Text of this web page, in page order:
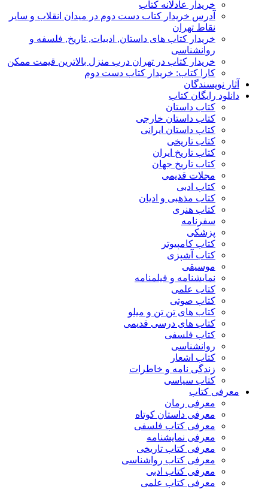
خریدار عادلانه کتاب
آدرس خریدار کتاب دست دوم در میدان انقلاب و سایر
نقاط تهران
خریدار کتاب های داستان, ادبیات, تاریخ, فلسفه و
روانشناسی
خریدار کتاب در تهران درب منزل بالاترین قیمت ممکن
کارا کتاب: خریدار کتاب دست دوم
آثار نویسندگان
دانلود رایگان کتاب
کتاب داستان
کتاب داستان خارجی
کتاب داستان ایرانی
کتاب تاریخی
کتاب تاریخ ایران
کتاب تاریخ جهان
مجلات قدیمی
کتاب ادبی
کتاب مذهبی و ادیان
کتاب هنری
سفرنامه
پزشکی
کتاب کامپیوتر
کتاب آشپزی
موسیقی
نمایشنامه و فیلمنامه
کتاب علمی
کتاب صوتی
کتاب های تن تن و میلو
کتاب های درسی قدیمی
کتاب فلسفی
روانشناسی
کتاب اشعار
زندگی نامه و خاطرات
کتاب سیاسی
معرفی کتاب
معرفی رمان
معرفی داستان کوتاه
معرفی کتاب فلسفی
معرفی نمایشنامه
معرفی کتاب تاریخی
معرفی کتاب رواشناسی
معرفی کتاب ادبی
معرفی کتاب علمی